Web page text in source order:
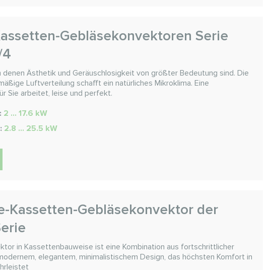
Gebläsekonvektoren Serie
denen Ästhetik und Geräuschlosigkeit von größter Bedeutung sind. Die
Luftverteilung schafft ein natürliches Mikroklima. Eine
Sie arbeitet, leise und perfekt.
2 ... 17.6 kW
2.8 ... 25.5 kW
Kassetten-Gebläsekonvektor der
in Kassettenbauweise ist eine Kombination aus fortschrittlicher
elegantem, minimalistischem Design, das höchsten Komfort in